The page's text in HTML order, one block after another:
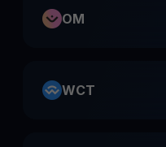
OM
WCT